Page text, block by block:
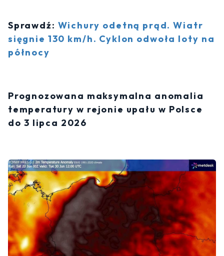
Sprawdź: Wichury odetną prąd. Wiatr
sięgnie 130 km/h. Cyklon odwoła loty na
północy
Prognozowana maksymalna anomalia
temperatury w rejonie upału w Polsce
do 3 lipca 2026